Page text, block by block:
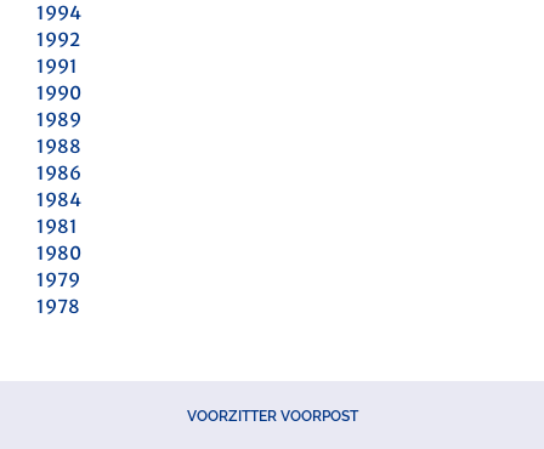
1994
1992
1991
1990
1989
1988
1986
1984
1981
1980
1979
1978
VOORZITTER VOORPOST